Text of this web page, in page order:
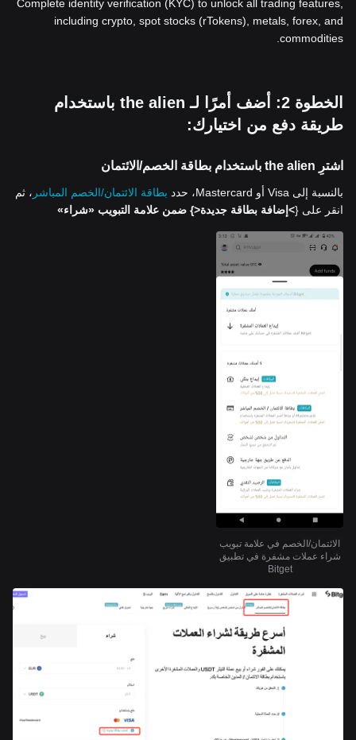
Complete identity verification (KYC) to unlock all trading features,
including crypto, spot stocks (rTokens), metals, forex, and
commodities.
الخطوة 2: أضف أمرًا لـ the alien باستخدام
طريقة دفع من اختيارك:
اشترِ the alien باستخدام بطاقة الخصم/الائتمان
بالنسبة إلى Visa أو Mastercard، حدد بطاقة الائتمان/الخصم المباشر ، ثم
انقر على {>إضافة بطاقة جديدة<} ضمن علامة التبويب «شراء»
الائتمان/الخصم في علامة تبويب
شراء عملات مشفرة في تطبيق
Bitget